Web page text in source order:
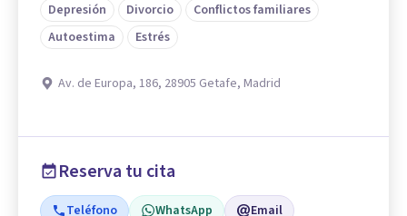
Depresión
Divorcio
Conflictos familiares
Autoestima
Estrés
Av. de Europa, 186, 28905 Getafe, Madrid
Reserva tu cita
Teléfono WhatsApp Email